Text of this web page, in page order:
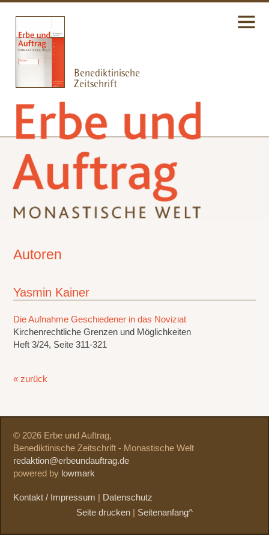
Autoren
Yasmin Kainer
Die Aufnahme Geschiedener in das Noviziat
Kirchenrechtliche Grenzen und Möglichkeiten
Heft 3/24, Seite 311-321
« zurück
© 2026 Erbe und Auftrag,
Benediktinische Zeitschrift - Monastische Welt
redaktion@erbeundauftrag.de
powered by lowmark
Kontakt / Impressum
Datenschutz
Seite drucken
Seitenanfang^